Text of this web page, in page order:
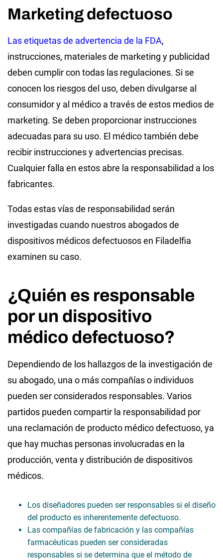
Marketing defectuoso
Las etiquetas de advertencia de la FDA,
instrucciones, materiales de marketing y publicidad
deben cumplir con todas las regulaciones. Si se
conocen los riesgos del uso, deben divulgarse al
consumidor y al médico a través de estos medios de
marketing. Se deben proporcionar instrucciones
adecuadas para su uso. El médico también debe
recibir instrucciones y advertencias precisas.
Cualquier falla en estos abre la responsabilidad a los
fabricantes.
Todas estas vías de responsabilidad serán
investigadas cuando nuestros abogados de
dispositivos médicos defectuosos en Filadelfia
examinen su caso.
¿Quién es responsable
por un dispositivo
médico defectuoso?
Dependiendo de los hallazgos de la investigación de
su abogado, una o más compañías o individuos
pueden ser considerados responsables. Varios
partidos pueden compartir la responsabilidad por
una reclamación de producto médico defectuoso, ya
que hay muchas personas involucradas en la
producción, venta y distribución de dispositivos
médicos.
Los diseñadores pueden ser responsables si el diseño
del producto es inherentemente defectuoso.
Las compañías de fabricación y las compañías
farmacéuticas pueden ser consideradas
responsables si se determina que el método de